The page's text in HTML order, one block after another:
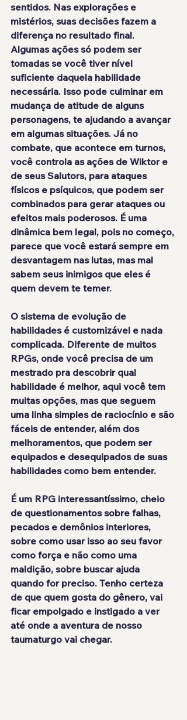
sentidos. Nas explorações e
mistérios, suas decisões fazem a
diferença no resultado final.
Algumas ações só podem ser
tomadas se você tiver nível
suficiente daquela habilidade
necessária. Isso pode culminar em
mudança de atitude de alguns
personagens, te ajudando a avançar
em algumas situações. Já no
combate, que acontece em turnos,
você controla as ações de Wiktor e
de seus Salutors, para ataques
físicos e psíquicos, que podem ser
combinados para gerar ataques ou
efeitos mais poderosos. É uma
dinâmica bem legal, pois no começo,
parece que você estará sempre em
desvantagem nas lutas, mas mal
sabem seus inimigos que eles é
quem devem te temer.
O sistema de evolução de
habilidades é customizável e nada
complicada. Diferente de muitos
RPGs, onde você precisa de um
mestrado pra descobrir qual
habilidade é melhor, aqui você tem
muitas opções, mas que seguem
uma linha simples de raciocínio e são
fáceis de entender, além dos
melhoramentos, que podem ser
equipados e desequipados de suas
habilidades como bem entender.
É um RPG interessantíssimo, cheio
de questionamentos sobre falhas,
pecados e demônios interiores,
sobre como usar isso ao seu favor
como força e não como uma
maldição, sobre buscar ajuda
quando for preciso. Tenho certeza
de que quem gosta do gênero, vai
ficar empolgado e instigado a ver
até onde a aventura de nosso
taumaturgo vai chegar.